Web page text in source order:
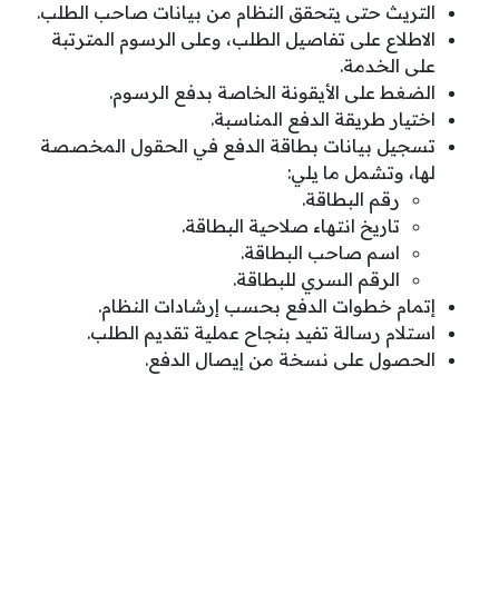
التريث حتى يتحقق النظام من بيانات صاحب الطلب.
الاطلاع على تفاصيل الطلب، وعلى الرسوم المترتبة
على الخدمة.
الضغط على الأيقونة الخاصة بدفع الرسوم.
اختيار طريقة الدفع المناسبة.
تسجيل بيانات بطاقة الدفع في الحقول المخصصة
لها، وتشمل ما يلي:
رقم البطاقة.
تاريخ انتهاء صلاحية البطاقة.
اسم صاحب البطاقة.
الرقم السري للبطاقة.
إتمام خطوات الدفع بحسب إرشادات النظام.
استلام رسالة تفيد بنجاح عملية تقديم الطلب.
الحصول على نسخة من إيصال الدفع.